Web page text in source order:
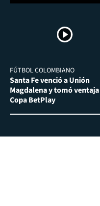
FÚTBOL COLOMBIANO
Santa Fe venció a Unión
Magdalena y tomó
Copa BetPlay